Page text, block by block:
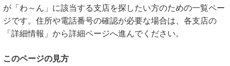
が「わ～ん」に該当する支店を探したい方のための一覧ペー
ジです。住所や電話番号の確認が必要な場合は、各支店の
「詳細情報」から詳細ページへ進んでください。
このページの見方